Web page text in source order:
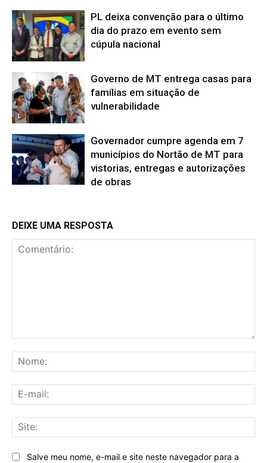
PL deixa convenção para o último
dia do prazo em evento sem
cúpula nacional
Governo de MT entrega casas para
famílias em situação de
vulnerabilidade
Governador cumpre agenda em 7
municípios do Nortão de MT para
vistorias, entregas e autorizações
de obras
DEIXE UMA RESPOSTA
Salve meu nome, e-mail e site neste navegador para a